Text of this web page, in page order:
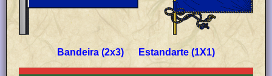
Bandeira (2x3) Estandarte (1X1)